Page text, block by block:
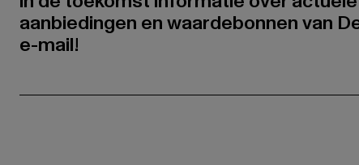
aanbiedingen en waardebonnen van
e-mail!